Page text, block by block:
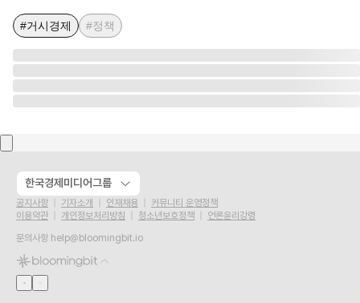
#거시경제 #정책
한국경제미디어그룹
공지사항 기자소개 인재채용
커뮤니티 운영정책
이용약관
개인정보처리방침 청소년보호정책
언론윤리강령
문의사항 help@bloomingbit.io